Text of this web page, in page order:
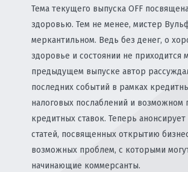
Тема текущего выпуска OFF
здоровью. Тем не менее, мистер
меркантильном. Ведь без денег, о
здоровье и состоянии не приходится
предыдущем выпуске автор
последних событий в рамках
налоговых послаблений и
кредитных ставок. Теперь
статей, посвященных открытию
возможных проблем, с которыми
начинающие коммерсанты.